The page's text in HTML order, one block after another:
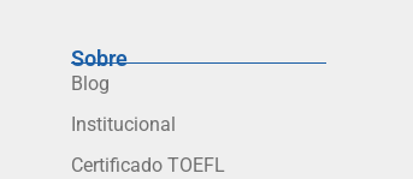
Sobre
Blog
Institucional
Certificado TOEFL